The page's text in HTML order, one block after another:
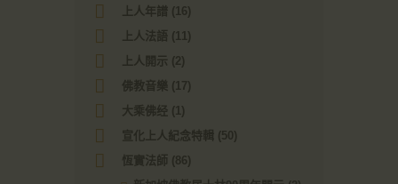
上人年譜 (16)
上人法語 (11)
上人開示 (2)
佛教音樂 (17)
大乘佛经 (1)
宣化上人紀念特輯 (50)
恆實法師 (86)